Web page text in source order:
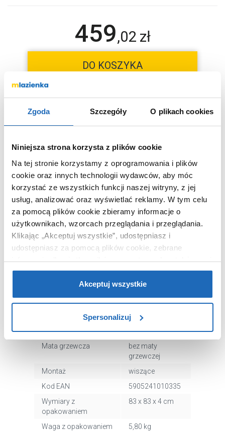
Zgoda Szczegóły O plikach cookies
Niniejsza strona korzysta z plików cookie
Na tej stronie korzystamy z oprogramowania i plików
cookie oraz innych technologii wydawców, aby móc
korzystać ze wszystkich funkcji naszej witryny, z jej
usług, analizować oraz wyświetlać reklamy. W tym celu
za pomocą plików cookie zbieramy informacje o
użytkownikach, wzorcach przeglądania i przeglądania.
Klikając „Akceptuj wszystkie”, udostępniasz i
udostępniasz za pomocą plików cookie, zebrane
informacje dla użytkowników zewnętrznych, a także nasi
partnerzy reklamowi.Jeśli chcesz, włącz „Tylko
wymagane pliki cookie”.Pamiętaj jednak, że
zablokowane niektóre pliki cookie mogą mieć wpływ na
Aby uzyskać więcej informacji na temat plików plików
cookie, kliknij „Ustawienia plików cookie”.
uzyskać więcej informacji na temat plików cookie i tego,
Akceptuj wszystkie
Spersonalizuj
459,02 zł
DO KOSZYKA
Chcesz zamówić telefonicznie?
OPIS PRODUKTU
Marka
Dubiel Vitrum
Seria
Ring 2
Nr katalogowy
5905241010335
Szerokość
80 cm
Oświetlenie
bez oświetlenia
okrągłe
łazienkowe
Kolor
czarny
Mata grzewcza
bez maty
grzewczej
Montaż
wiszące
Kod EAN
5905241010335
Wymiary z
opakowaniem
83 x 83 x 4 cm
Waga z opakowaniem
5,80 kg